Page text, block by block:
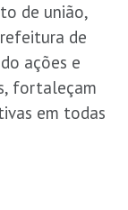
de união,
de
ações e
fortaleçam
em todas